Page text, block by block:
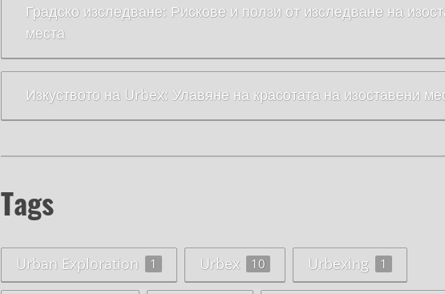
Градско изследване: Рискове и ползи от изследване на
места
Изкуството на Urbex: Улавяне на красотата на изоставени
Tags
Urban Exploration 1 Urbex 10 Urbexing 1